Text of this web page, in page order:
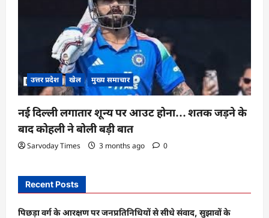
उत्तर प्रदेश खेल मुख्य समाचार
नई दिल्ली लगातार शून्य पर आउट होना… शतक जड़ने के
बाद कोहली ने बोली बड़ी बात
Sarvoday Times 3 months ago 0
Recent Posts
पिछड़ा वर्ग के आरक्षण पर जनप्रतिनिधियों से सीधे संवाद, सुझावों के